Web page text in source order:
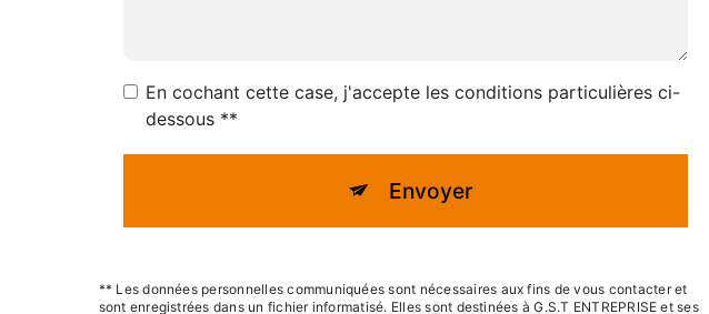
En cochant cette case, j'accepte les conditions particulières ci-
dessous **
Envoyer
** Les données personnelles communiquées sont nécessaires aux fins de vous contacter et
sont enregistrées dans un fichier informatisé. Elles sont destinées à G.S.T ENTREPRISE et ses